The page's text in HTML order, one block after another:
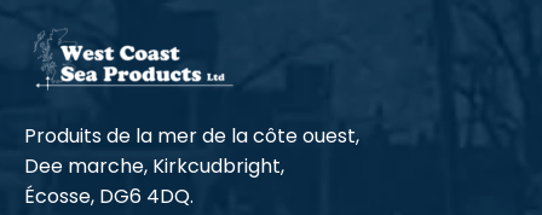
Produits de la mer de la côte ouest,
Dee marche, Kirkcudbright,
Écosse, DG6 4DQ.